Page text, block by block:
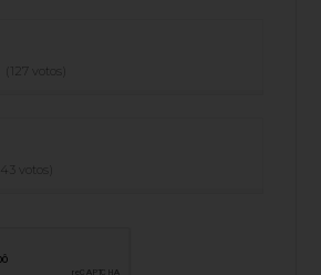
(127 votos)
(43 votos)